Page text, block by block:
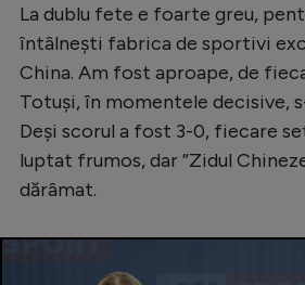
La dublu fete e foarte greu,
întâlnești fabrica de sportivi
China. Am fost aproape, de
Totuși, în momentele decisive,
Deși scorul a fost 3-0, fiecare
luptat frumos, dar ”Zidul
dărâmat.